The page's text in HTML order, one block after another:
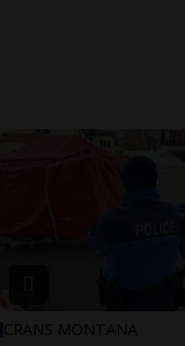
CRANS MONTANA